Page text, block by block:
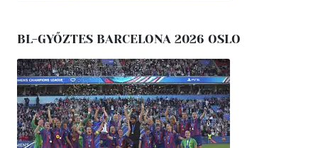
BL-GYŐZTES BARCELONA 2026 OSLO